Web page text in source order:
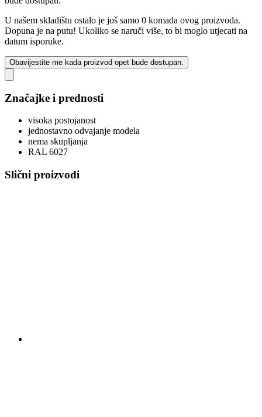
U našem skladištu ostalo je još samo 0 komada ovog proizvoda.
Dopuna je na putu! Ukoliko se naruči više, to bi moglo utjecati na
datum isporuke.
Obavijestite me kada proizvod opet bude dostupan.
Značajke i prednosti
visoka postojanost
jednostavno odvajanje modela
nema skupljanja
RAL 6027
Slični proizvodi